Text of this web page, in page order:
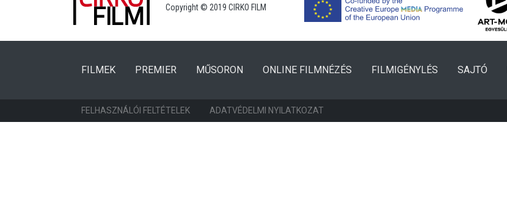
Copyright © 2019 CIRKO FILM
FILMEK(CURRENT)
PREMIER (CURRENT)
MŰSORON ONLINE FILMNÉZÉS FILMIGÉNYLÉS SAJTÓ
FELHASZNÁLÓI FELTÉTELEK ADATVÉDELMI NYILATKOZAT